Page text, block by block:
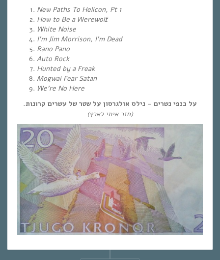
New Paths To Helicon, Pt 1
How to Be a Werewolf
White Noise
I’m Jim Morrison, I’m Dead
Rano Pano
Auto Rock
Hunted by a Freak
Mogwai Fear Satan
We’re No Here
על כנפי נשרים – נילס אולגרסון על שטר של עשרים קרונות.
(חזר איתי לארץ)